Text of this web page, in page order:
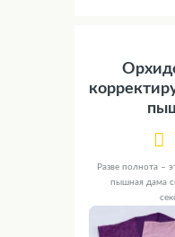
Разве полнота –
пышная дама